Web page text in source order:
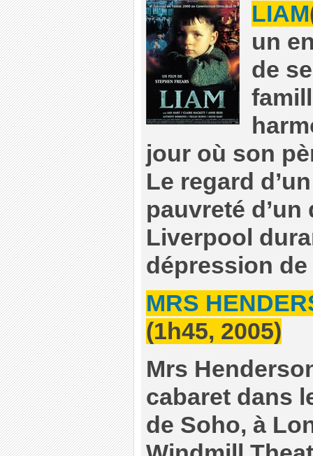
LIAM
un
de
jour où son
Le regard
pauvreté
Liverpool
dépression de
MRS
(1h45, 2005)
Mrs
cabaret dans
de Soho, à